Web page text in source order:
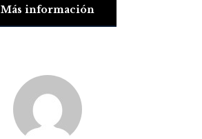
Más información